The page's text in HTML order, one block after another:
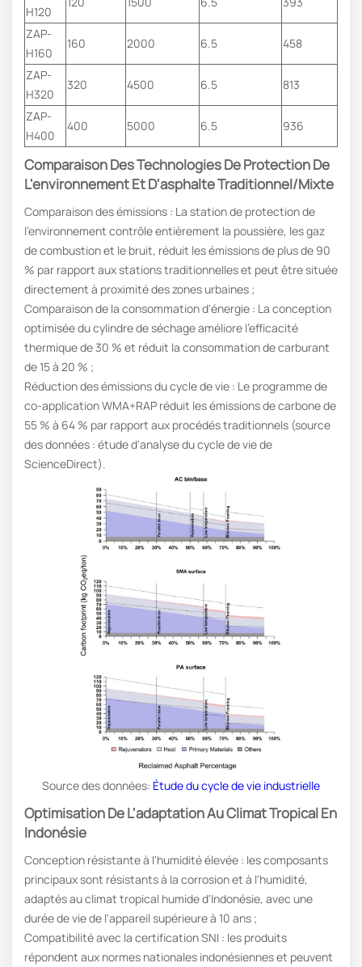
H120
ZAP-
H160
160 2000 6.5 458
ZAP-
H320
320 4500 6.5 813
ZAP-
H400
400 5000 6.5 936
Comparaison Des Technologies De Protection De
L'environnement Et D'asphalte Traditionnel/mixte
Comparaison des émissions : La station de protection de
l'environnement contrôle entièrement la poussière, les gaz
de combustion et le bruit, réduit les émissions de plus de 90
% par rapport aux stations traditionnelles et peut être située
directement à proximité des zones urbaines ;
Comparaison de la consommation d'énergie : La conception
optimisée du cylindre de séchage améliore l'efficacité
thermique de 30 % et réduit la consommation de carburant
de 15 à 20 % ;
Réduction des émissions du cycle de vie : Le programme de
co-application WMA+RAP réduit les émissions de carbone de
55 % à 64 % par rapport aux procédés traditionnels (source
des données : étude d'analyse du cycle de vie de
ScienceDirect).
Source des données: Étude du cycle de vie industrielle
Optimisation De L'adaptation Au Climat Tropical En
Indonésie
Conception résistante à l'humidité élevée : les composants
principaux sont résistants à la corrosion et à l'humidité,
adaptés au climat tropical humide d'Indonésie, avec une
durée de vie de l'appareil supérieure à 10 ans ;
Compatibilité avec la certification SNI : les produits
répondent aux normes nationales indonésiennes et peuvent